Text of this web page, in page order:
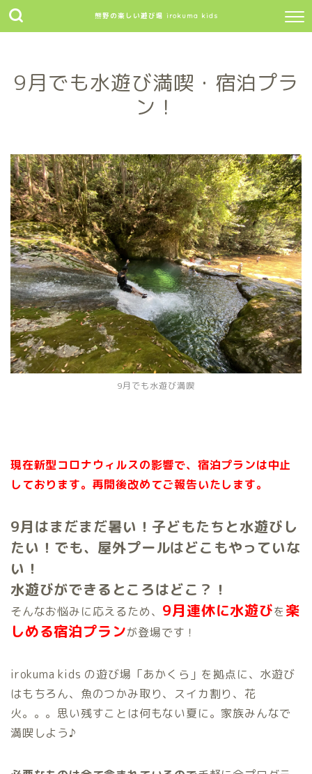
熊野の楽しい遊び場 irokuma kids
9月でも水遊び満喫・宿泊プラ
ン！
9月でも水遊び満喫
現在新型コロナウィルスの影響で、宿泊プランは中止
しております。再開後改めてご報告いたします。
9月はまだまだ暑い！ 子どもたちと水遊びし
たい！ でも、 屋外プールはどこもやっていな
い！
水遊びができるところはどこ？！
そんなお悩みに応えるため、 9月連休に水遊びを 楽
しめる宿泊プランが登場です！
irokuma kids の遊び場「あかくら」を拠点に、水遊び
はもちろん、魚のつかみ取り、スイカ割り、花
火。。。思い残すことは何もない夏に。家族みんなで
満喫しよう♪